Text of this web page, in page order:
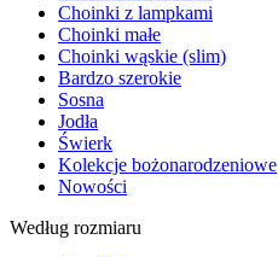
Choinki z lampkami
Choinki małe
Choinki wąskie (slim)
Bardzo szerokie
Sosna
Jodła
Świerk
Kolekcje bożonarodzeniowe
Nowości
Według rozmiaru